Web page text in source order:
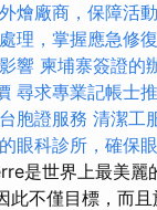
燴廠商，保障活
理，掌握應急修
響 柬埔寨簽證的
尋求專業記帳士
胞證服務 清潔工
眼科診所，確保
是世界上最美麗
此不僅目標，而